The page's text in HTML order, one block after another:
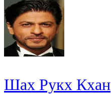
Шах Рукх Кхан